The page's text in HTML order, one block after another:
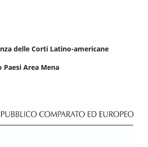
delle Corti Latino-americane
Paesi Area Mena